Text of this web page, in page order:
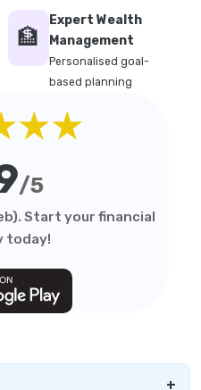
🏦
Expert Wealth
Management
Personalised goal-
based planning
/5
Start your financial
today!
+